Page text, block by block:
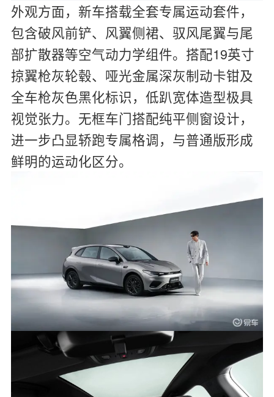
外观方面，新车搭载全套专属运动套件，
包含破风前铲、风翼侧裙、驭风尾翼与尾
部扩散器等空气动力学组件。搭配19英寸
掠翼枪灰轮毂、哑光金属深灰制动卡钳及
全车枪灰色黑化标识，低趴宽体造型极具
视觉张力。无框车门搭配纯平侧窗设计，
进一步凸显轿跑专属格调，与普通版形成
鲜明的运动化区分。